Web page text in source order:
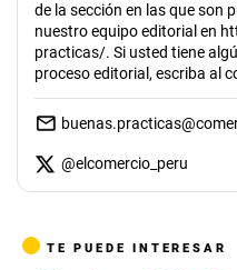
de la sección en las que son
nuestro equipo editorial en
practicas/. Si usted tiene
proceso editorial, escriba al
@elcomercio_peru
TE PUEDE INTERESAR